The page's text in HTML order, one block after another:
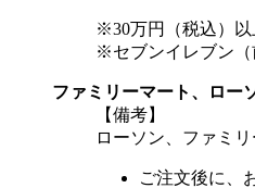
※30万円（税込）以
※セブンイレブン（
ファミリーマート、ロー
【備考】
ローソン、ファミ
ご注文後に、